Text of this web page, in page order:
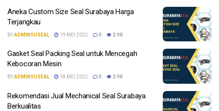
Aneka Custom Size Seal Surabaya Harga
Terjangkau
BYADMINSUSEAL 19 MEI 2022 0 2.9K
Gasket Seal Packing Seal untuk Mencegah
Kebocoran Mesin
BYADMINSUSEAL 18 MEI 2022 0 2.9K
Rekomendasi Jual Mechanical Seal Surabaya
Berkualitas